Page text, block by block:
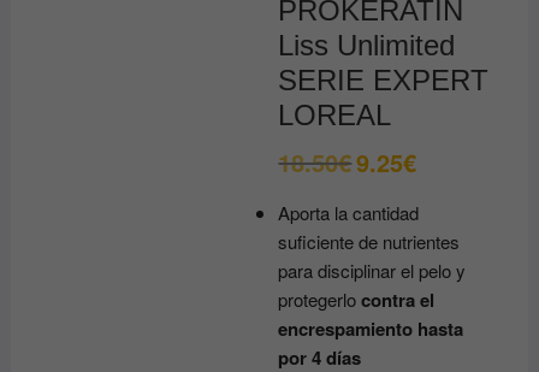
PROKERATIN
Liss Unlimited
SERIE EXPERT
LOREAL
18.50€El
precio
era:
18.50€.
9.25€El
precio
es:
9.25€.
Aporta la cantidad
suficiente de nutrientes
para disciplinar el pelo y
protegerlocontra el
encrespamiento hasta
por 4 días